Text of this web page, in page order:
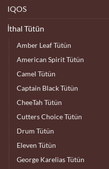
IQOS
İthal Tütün
Amber Leaf Tütün
American Spirit Tütün
Camel Tütün
Captain Black Tütün
CheeTah Tütün
Cutters Choice Tütün
Drum Tütün
Eleven Tütün
George Karelias Tütün